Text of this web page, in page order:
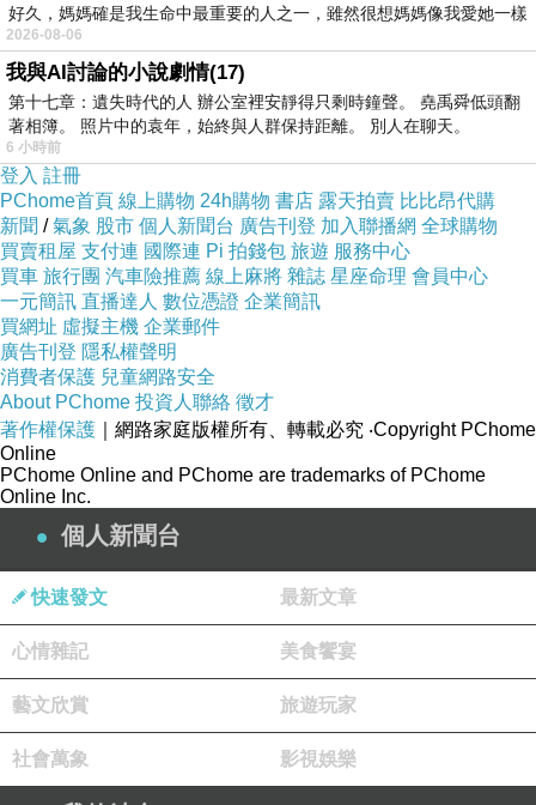
好久，媽媽確是我生命中最重要的人之一，雖然很想媽媽像我愛她一樣
2026-08-06
我與AI討論的小說劇情(17)
第十七章：遺失時代的人 辦公室裡安靜得只剩時鐘聲。 堯禹舜低頭翻
著相簿。 照片中的袁年，始終與人群保持距離。 別人在聊天。
6 小時前
登入 註冊
PChome首頁 線上購物 24h購物 書店 露天拍賣 比比昂代購
新聞 /氣象 股市 個人新聞台 廣告刊登 加入聯播網 全球購物
買賣租屋 支付連 國際連 Pi 拍錢包 旅遊 服務中心
買車 旅行團 汽車險推薦 線上麻將 雜誌 星座命理 會員中心
一元簡訊 直播達人 數位憑證 企業簡訊
買網址 虛擬主機 企業郵件
廣告刊登 隱私權聲明
消費者保護 兒童網路安全
About PChome 投資人聯絡 徵才
著作權保護 ｜網路家庭版權所有、轉載必究 ‧Copyright PChome
Online
PChome Online and PChome are trademarks of PChome
Online Inc.
個人新聞台
快速發文 最新文章
心情雜記 美食饗宴
藝文欣賞 旅遊玩家
社會萬象 影視娛樂